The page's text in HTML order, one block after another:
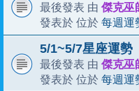
最後發表 由 傑克巫
發表於 位於 每週運
5/1~5/7星座運勢
最後發表 由 傑克巫
發表於 位於 每週運